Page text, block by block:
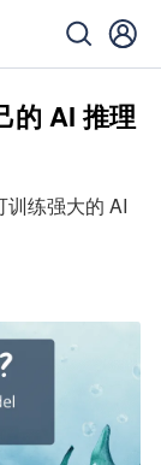
的 AI 推理
练强大的 AI